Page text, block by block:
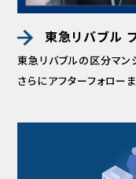
東急リバブル
東急リバブルの区分マ
さらにアフターフォロー